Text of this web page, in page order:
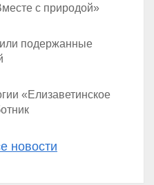
с природой»
подержанные
«Елизаветинское
новости